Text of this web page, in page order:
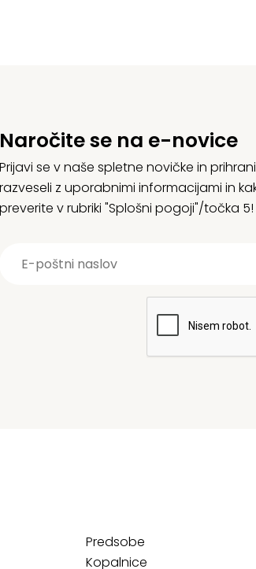
Naročite se na e-novice
Prijavi se v naše spletne novičke in
razveseli z uporabnimi informacijami in
preverite v rubriki "Splošni pogoji"/točka 5!
Predsobe
Kopalnice